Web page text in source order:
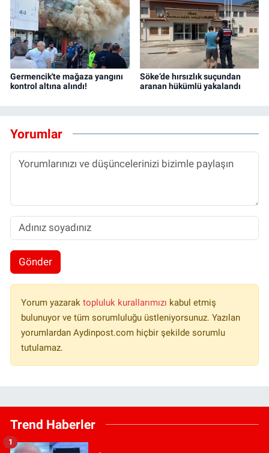
Germencik'te mağaza yangını
kontrol altına alındı!
Söke’de hırsızlık suçundan
aranan hükümlü yakalandı
Yorumlar
Gönder
Yorum yazarak topluluk kurallarımızı kabul etmiş
bulunuyor ve tüm sorumluluğu üstleniyorsunuz. Yazılan
yorumlardan Aydinpost.com hiçbir şekilde sorumlu
tutulamaz.
Trend Haberler
1